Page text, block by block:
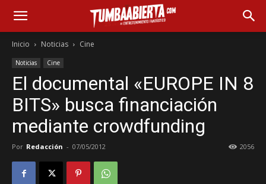
Inicio Noticias Cine
Noticias Cine
El documental «EUROPE IN 8
BITS» busca financiación
mediante crowdfunding
Por Redacción - 07/05/2012 2056